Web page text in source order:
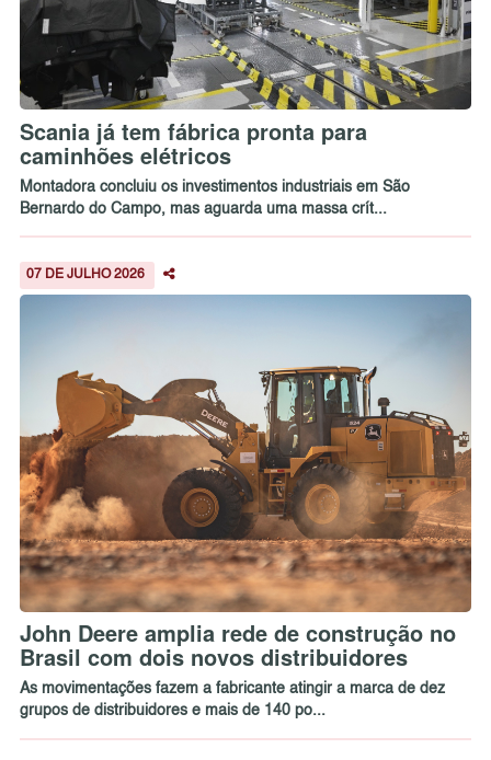
Scania já tem fábrica pronta para
caminhões elétricos
Montadora concluiu os investimentos industriais em São
Bernardo do Campo, mas aguarda uma massa crít...
07 DE JULHO 2026
John Deere amplia rede de construção no
Brasil com dois novos distribuidores
As movimentações fazem a fabricante atingir a marca de dez
grupos de distribuidores e mais de 140 po...